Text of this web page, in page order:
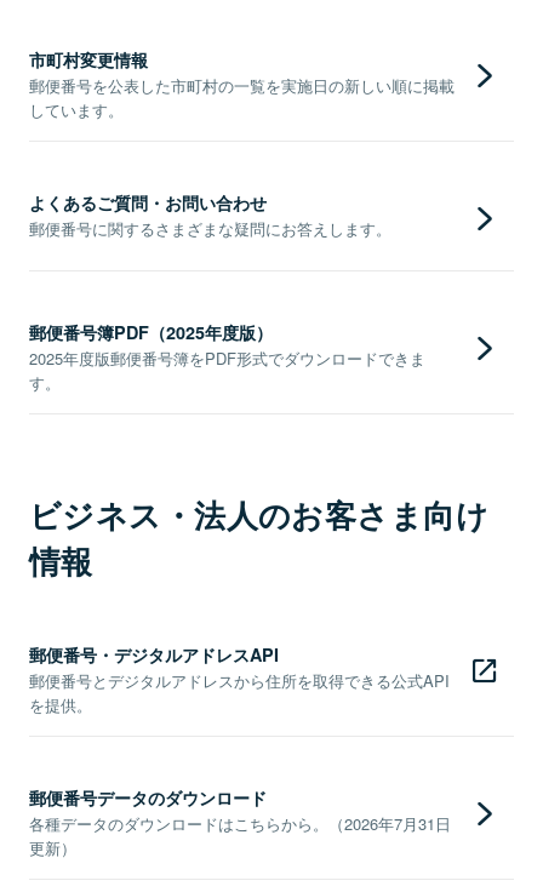
市町村変更情報
郵便番号を公表した市町村の一覧を実施日の新しい順に掲載
しています。
よくあるご質問・お問い合わせ
郵便番号に関するさまざまな疑問にお答えします。
郵便番号簿PDF（2025年度版）
2025年度版郵便番号簿をPDF形式でダウンロードできま
す。
ビジネス・法人のお客さま向け
情報
郵便番号・デジタルアドレスAPI
郵便番号とデジタルアドレスから住所を取得できる公式API
を提供。
郵便番号データのダウンロード
各種データのダウンロードはこちらから。（2026年7月31日
更新）